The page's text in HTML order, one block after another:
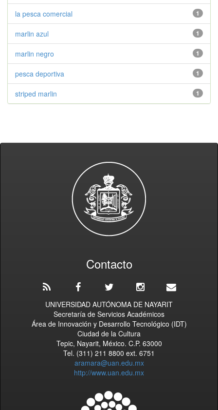
1
la pesca comercial
1
marlin azul
1
marlin negro
1
pesca deportiva
1
striped marlin
Contacto
UNIVERSIDAD AUTÓNOMA DE NAYARIT
Secretaría de Servicios Académicos
Área de Innovación y Desarrollo Tecnológico (IDT)
Ciudad de la Cultura
Tepic, Nayarit, México. C.P. 63000
Tel. (311) 211 8800 ext. 6751
aramara@uan.edu.mx
http://www.uan.edu.mx